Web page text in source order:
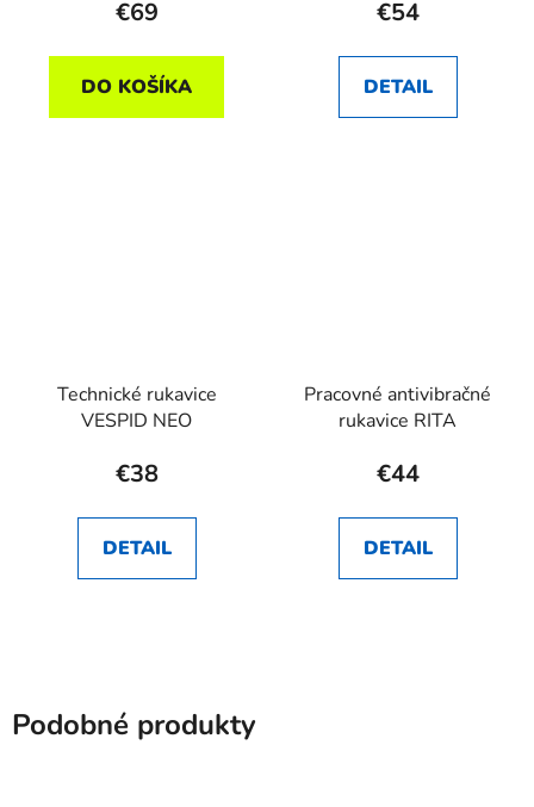
€69
DO KOŠÍKA
€54
DETAIL
Technické rukavice
VESPID NEO
€38
DETAIL
Pracovné antivibračné
rukavice RITA
€44
DETAIL
Podobné produkty